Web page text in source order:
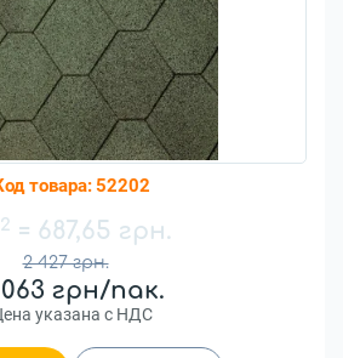
товара:52202
2 427 грн.
грн/пак.
указана с НДС
2 = 687,65 грн.